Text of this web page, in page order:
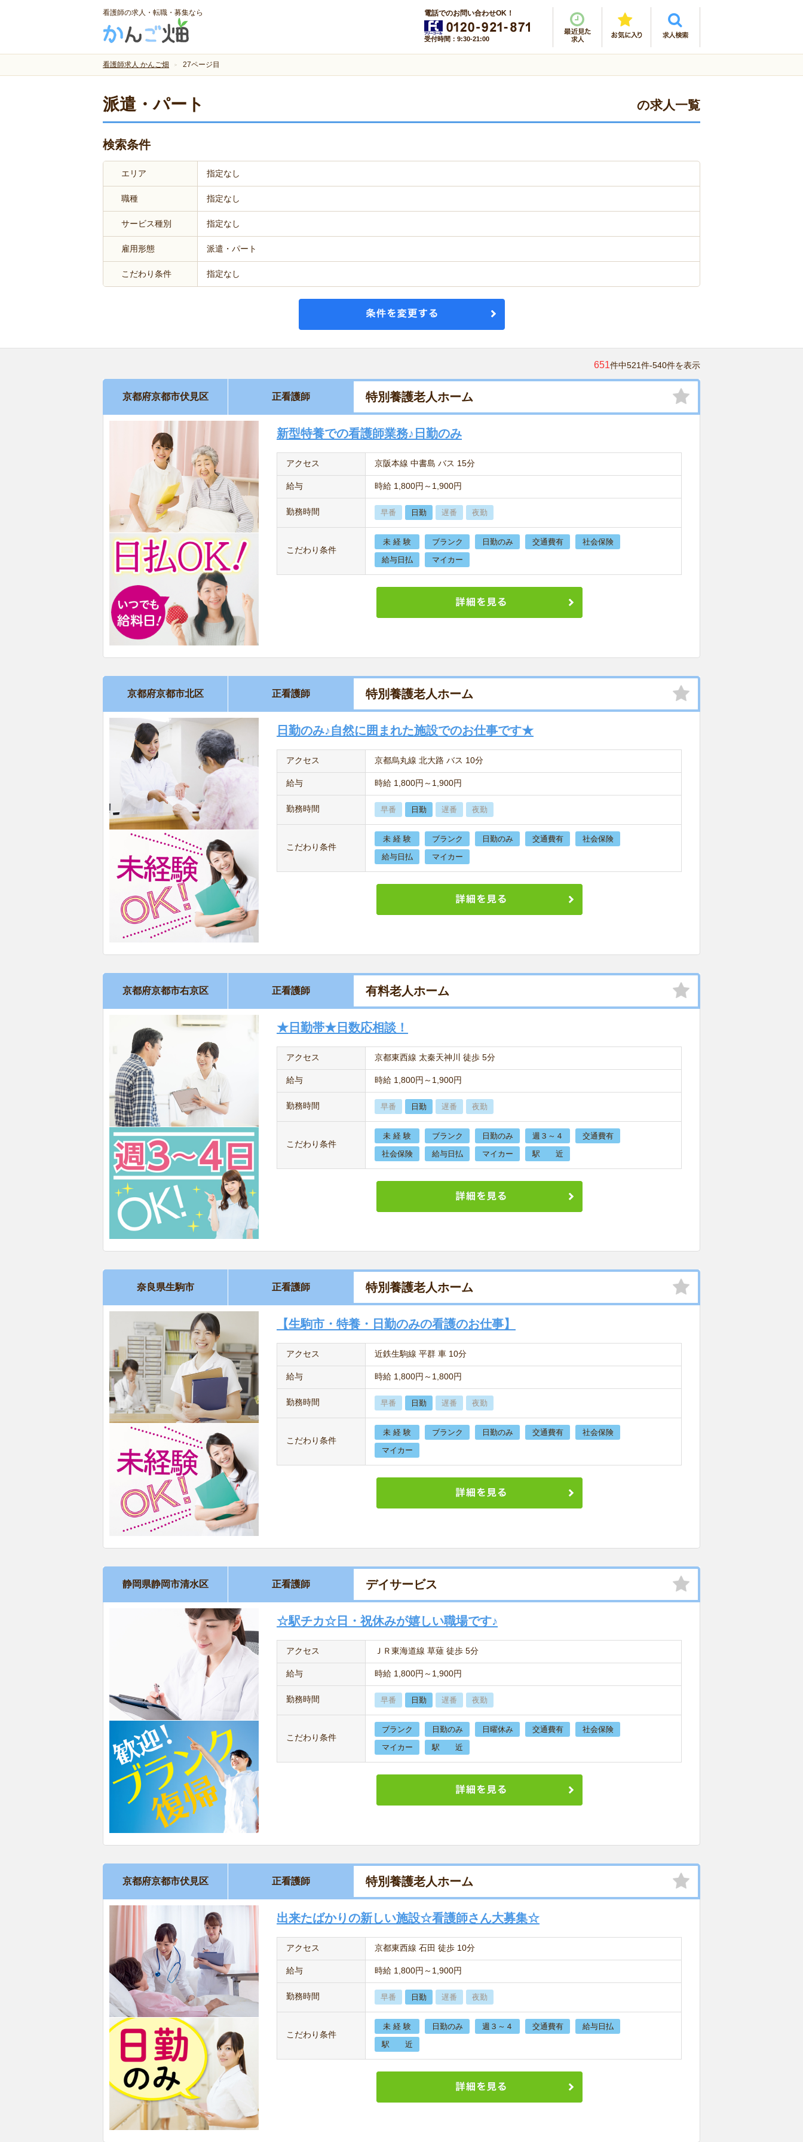
看護師の求人・転職・募集なら 電話でのお問い合わせOK！
受付時間：9:30-21:00
看護師求人 かんご畑 27ページ目
派遣・パート の求人一覧
検索条件
エリア 指定なし
職種 指定なし
サービス種別 指定なし
雇用形態 派遣・パート
こだわり条件 指定なし
651件中521件-540件を表示
京都府京都市伏見区 正看護師 特別養護老人ホーム
新型特養での看護師業務♪日勤のみ
アクセス 京阪本線 中書島 バス 15分
給与 時給 1,800円～1,900円
勤務時間 早番 日勤 遅番 夜勤
こだわり条件
未 経 験 ブランク 日勤のみ 交通費有
社会保険
給与日払
マイカー
京都府京都市北区 正看護師 特別養護老人ホーム
日勤のみ♪自然に囲まれた施設でのお仕事です★
アクセス 京都烏丸線 北大路 バス 10分
給与 時給 1,800円～1,900円
勤務時間 早番 日勤 遅番 夜勤
こだわり条件
未 経 験 ブランク 日勤のみ 交通費有
社会保険
給与日払
マイカー
京都府京都市右京区 正看護師 有料老人ホーム
★日勤帯★日数応相談！
アクセス 京都東西線 太秦天神川 徒歩 5分
給与 時給 1,800円～1,900円
勤務時間 早番 日勤 遅番 夜勤
こだわり条件
未 経 験 ブランク 日勤のみ 週３～４
交通費有
社会保険
給与日払 マイカー 駅 近
奈良県生駒市 正看護師 特別養護老人ホーム
【生駒市・特養・日勤のみの看護のお仕事】
アクセス 近鉄生駒線 平群 車 10分
給与 時給 1,800円～1,800円
勤務時間 早番 日勤 遅番 夜勤
こだわり条件
未 経 験 ブランク 日勤のみ 交通費有
社会保険
マイカー
静岡県静岡市清水区 正看護師 デイサービス
☆駅チカ☆日・祝休みが嬉しい職場です♪
アクセス ＪＲ東海道線 草薙 徒歩 5分
給与 時給 1,800円～1,900円
勤務時間 早番 日勤 遅番 夜勤
こだわり条件
ブランク 日勤のみ 日曜休み 交通費有
社会保険
マイカー
駅 近
京都府京都市伏見区 正看護師 特別養護老人ホーム
出来たばかりの新しい施設☆看護師さん大募集☆
アクセス 京都東西線 石田 徒歩 10分
給与 時給 1,800円～1,900円
勤務時間 早番 日勤 遅番 夜勤
こだわり条件
未 経 験 日勤のみ 週３～４ 交通費有
給与日払
駅 近